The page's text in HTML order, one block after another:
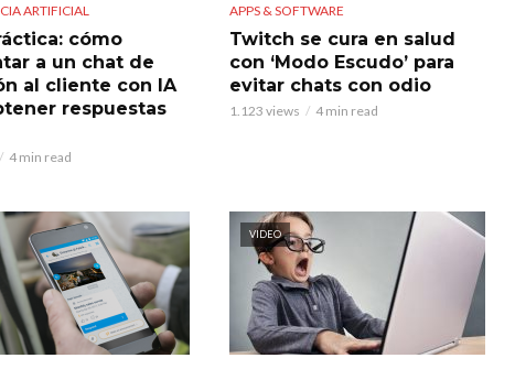
ARTIFICIAL
cómo
a un chat de
al cliente con IA
respuestas
4 min read
APPS & SOFTWARE
Twitch se cura en salud
con ‘Modo Escudo’ para
evitar chats con odio
1.123 views 4 min read
VIDEO